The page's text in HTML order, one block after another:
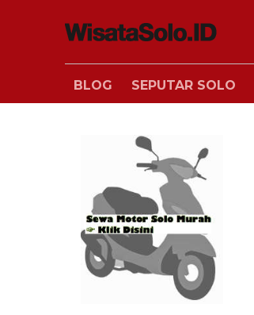
BLOG SEPUTAR SOLO